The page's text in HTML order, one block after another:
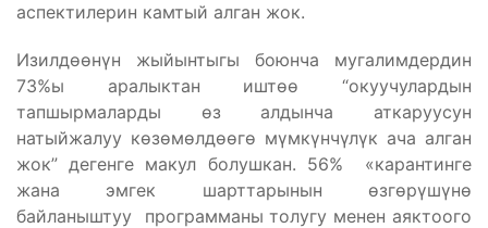
аспектилерин камтый алган жок.
Изилдөөнүн жыйынтыгы боюнча мугалимдердин
73%ы аралыктан иштөө “окуучулардын
тапшырмаларды өз алдынча аткаруусун
натыйжалуу көзөмөлдөөгө мүмкүнчүлүк ача алган
жок” дегенге макул болушкан. 56% «карантинге
жана эмгек шарттарынын өзгөрүшүнө
байланыштуу программаны толугу менен аяктоого